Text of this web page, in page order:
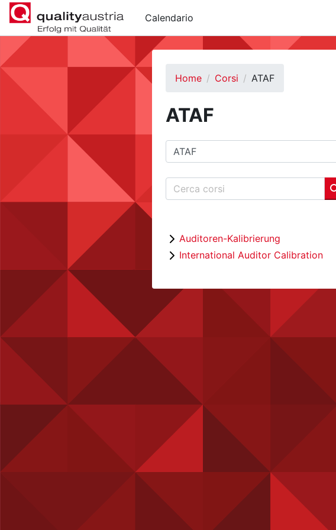
Vai al contenuto principale
Calendario
Home Corsi ATAF
ATAF
Categorie di corso
Cerca corsi
Auditoren-Kalibrierung
International Auditor Calibration